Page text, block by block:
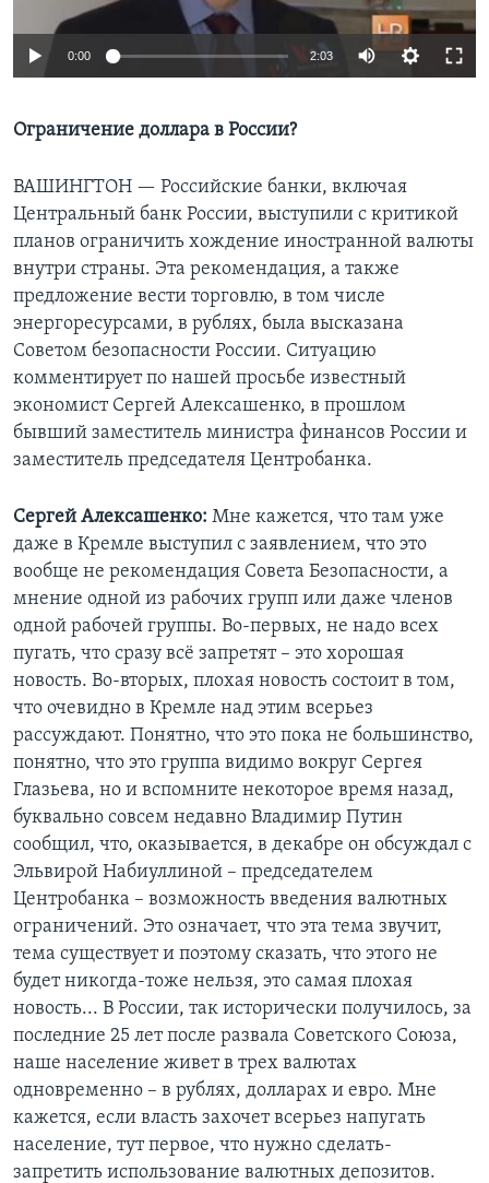
Learning English
0:00 2:03
Ограничение доллара в России?
ВАШИНГТОН — Российские банки, включая
Центральный банк России, выступили с критикой
планов ограничить хождение иностранной валюты
внутри страны. Эта рекомендация, а также
предложение вести торговлю, в том числе
энергоресурсами, в рублях, была высказана
Советом безопасности России. Ситуацию
комментирует по нашей просьбе известный
экономист Сергей Алексашенко, в прошлом
бывший заместитель министра финансов России и
заместитель председателя Центробанка.
Сергей Алексашенко: Мне кажется, что там уже
даже в Кремле выступил с заявлением, что это
вообще не рекомендация Совета Безопасности, а
мнение одной из рабочих групп или даже членов
одной рабочей группы. Во-первых, не надо всех
пугать, что сразу всё запретят – это хорошая
новость. Во-вторых, плохая новость состоит в том,
что очевидно в Кремле над этим всерьез
рассуждают. Понятно, что это пока не большинство,
понятно, что это группа видимо вокруг Сергея
Глазьева, но и вспомните некоторое время назад,
буквально совсем недавно Владимир Путин
сообщил, что, оказывается, в декабре он обсуждал с
Эльвирой Набиуллиной – председателем
Центробанка – возможность введения валютных
ограничений. Это означает, что эта тема звучит,
тема существует и поэтому сказать, что этого не
будет никогда-тоже нельзя, это самая плохая
новость... В России, так исторически получилось, за
последние 25 лет после развала Советского Союза,
наше население живет в трех валютах
одновременно – в рублях, долларах и евро. Мне
кажется, если власть захочет всерьез напугать
население, тут первое, что нужно сделать-
запретить использование валютных депозитов.